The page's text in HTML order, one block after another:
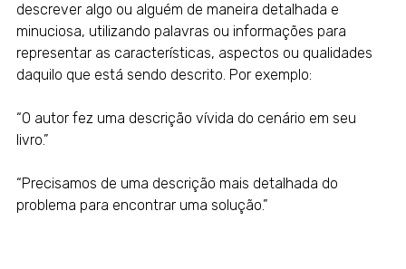
descrever algo ou alguém de maneira detalhada e
minuciosa, utilizando palavras ou informações para
representar as características, aspectos ou qualidades
daquilo que está sendo descrito. Por exemplo:
“O autor fez uma descrição vívida do cenário em seu
livro.”
“Precisamos de uma descrição mais detalhada do
problema para encontrar uma solução.”